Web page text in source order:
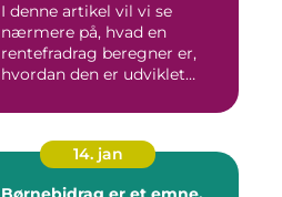
optimere deres
skatteindberetning og få
mest muligt ud af de
potentielle skattefordele
I denne artikel vil vi se
nærmere på, hvad en
rentefradrag beregner er,
hvordan den er udviklet
14. jan